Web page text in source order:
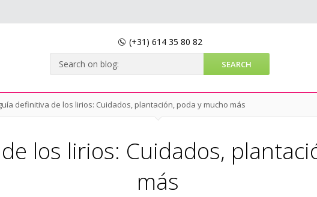
(+31) 614 35 80 82
definitiva de los lirios: Cuidados, plantación, poda y mucho más
los lirios: Cuidados,
más